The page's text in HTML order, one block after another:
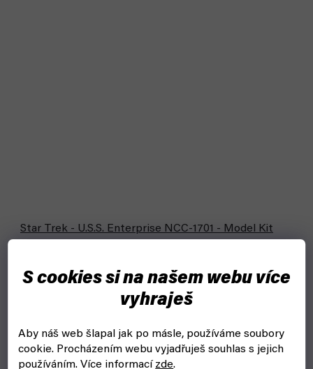
S cookies si na našem webu více
vyhraješ
Aby náš web šlapal jak po másle, používáme soubory
cookie. Procházením webu vyjadřuješ souhlas s jejich
používáním. Více informací zde.
Star Trek - U.S.S. Enterprise NCC-1701 - Model Kit
skladem, ihned k odeslání
Model legendární vesmírné lodě U.S.S. Enterprise NCC-1701
ke slepení pro modeláře a fanoušky Star Trek.